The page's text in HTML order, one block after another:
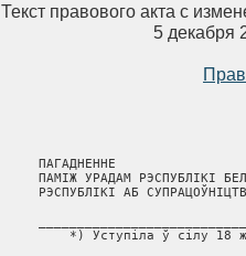
Текст правового акта с
5 декабря
ПАГАДНЕННЕ
ПАМIЖ УРАДАМ РЭСПУБЛIКI
РЭСПУБЛIКI АБ
*) Уступiла ў сiлу 18